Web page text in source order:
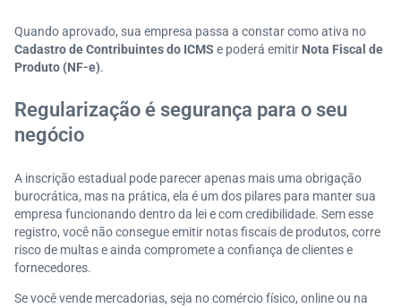
Quando aprovado, sua empresa passa a constar como ativa no
Cadastro de Contribuintes do ICMS e poderá emitir Nota Fiscal de
Produto (NF-e).
Regularização é segurança para o seu
negócio
A inscrição estadual pode parecer apenas mais uma obrigação
burocrática, mas na prática, ela é um dos pilares para manter sua
empresa funcionando dentro da lei e com credibilidade. Sem esse
registro, você não consegue emitir notas fiscais de produtos, corre
risco de multas e ainda compromete a confiança de clientes e
fornecedores.
Se você vende mercadorias, seja no comércio físico, online ou na